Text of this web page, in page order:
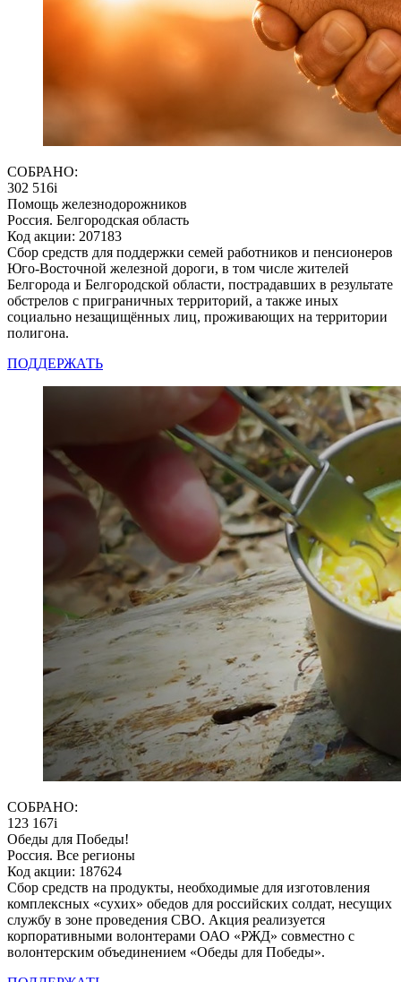
СОБРАНО:
302 516i
Помощь железнодорожников
Россия. Белгородская область
Код акции: 207183
Сбор средств для поддержки семей работников и пенсионеров
Юго-Восточной железной дороги, в том числе жителей
Белгорода и Белгородской области, пострадавших в результате
обстрелов с приграничных территорий, а также иных
социально незащищённых лиц, проживающих на территории
полигона.
ПОДДЕРЖАТЬ
СОБРАНО:
123 167i
Обеды для Победы!
Россия. Все регионы
Код акции: 187624
Сбор средств на продукты, необходимые для изготовления
комплексных «сухих» обедов для российских солдат, несущих
службу в зоне проведения СВО. Акция реализуется
корпоративными волонтерами ОАО «РЖД» совместно с
волонтерским объединением «Обеды для Победы».